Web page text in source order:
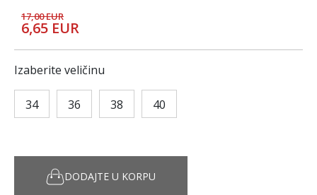
17,00 EUR
6,65 EUR
Izaberite veličinu
34 36 38 40
DODAJTE U KORPU